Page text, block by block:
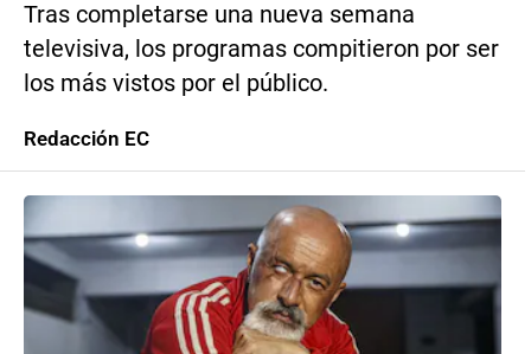
Tras completarse una nueva semana
televisiva, los programas compitieron por ser
los más vistos por el público.
Redacción EC